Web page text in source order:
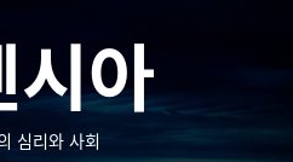
아
심리와 사회